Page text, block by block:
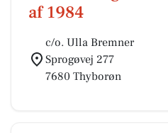
af 1984
c/o. Ulla Bremner
Sprogøvej 277
7680 Thyborøn